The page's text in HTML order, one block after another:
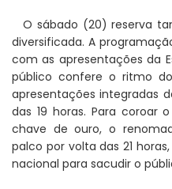
O sábado (20) reserva
diversificada. A
com as apresentações da
público confere o ritmo
apresentações integradas
das 19 horas. Para coroar
chave de ouro, o
palco por volta das 21
nacional para sacudir o